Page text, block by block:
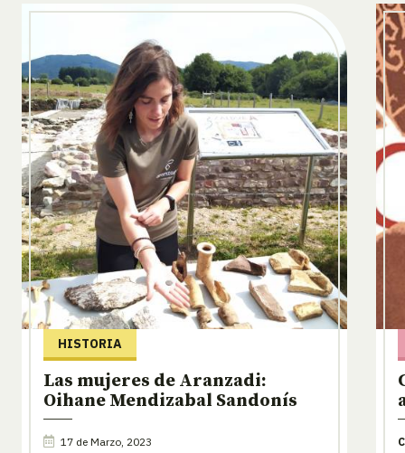
HISTORIA
Las mujeres de Aranzadi:
Oihane Mendizabal Sandonís
17 de Marzo, 2023